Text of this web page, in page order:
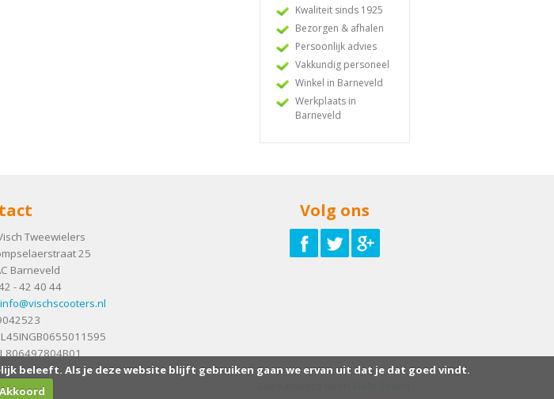
Kwaliteit sinds 1925
Bezorgen & afhalen
Persoonlijk advies
Vakkundig personeel
Winkel in Barneveld
Werkplaats in
Barneveld
Tweewielers
25
Barneveld
- 42 40 44
info@vischscooters.nl
Volg ons
beleeft. Als je deze website blijft gebruiken gaan we ervan uit dat je dat goed vindt.
Akkoord